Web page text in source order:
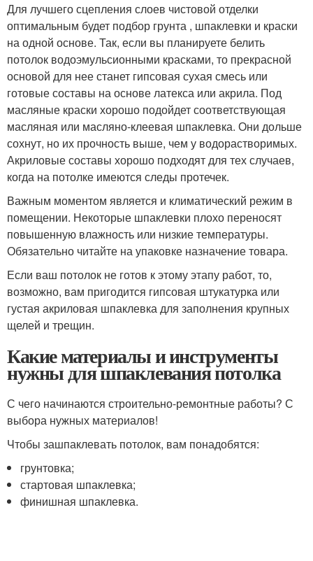
Для лучшего сцепления слоев чистовой отделки
оптимальным будет подбор грунта , шпаклевки и краски
на одной основе. Так, если вы планируете белить
потолок водоэмульсионными красками, то прекрасной
основой для нее станет гипсовая сухая смесь или
готовые составы на основе латекса или акрила. Под
масляные краски хорошо подойдет соответствующая
масляная или масляно-клеевая шпаклевка. Они дольше
сохнут, но их прочность выше, чем у водорастворимых.
Акриловые составы хорошо подходят для тех случаев,
когда на потолке имеются следы протечек.
Важным моментом является и климатический режим в
помещении. Некоторые шпаклевки плохо переносят
повышенную влажность или низкие температуры.
Обязательно читайте на упаковке назначение товара.
Если ваш потолок не готов к этому этапу работ, то,
возможно, вам пригодится гипсовая штукатурка или
густая акриловая шпаклевка для заполнения крупных
щелей и трещин.
Какие материалы и инструменты
нужны для шпаклевания потолка
С чего начинаются строительно-ремонтные работы? С
выбора нужных материалов!
Чтобы зашпаклевать потолок, вам понадобятся:
грунтовка;
стартовая шпаклевка;
финишная шпаклевка.